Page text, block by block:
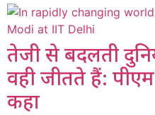
तेजी से बदलती
वही जीतते हैं:
कहा